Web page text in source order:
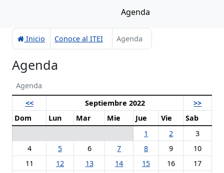
Agenda
Inicio Conoce al ITEI Agenda
Agenda
Agenda
<<
Septiembre 2022
>>
Dom
Lun Mar Mie Jue Vie
Sab
1
2
3
4
5 6 7 8 9
10
11
12 13 14 15 16
17